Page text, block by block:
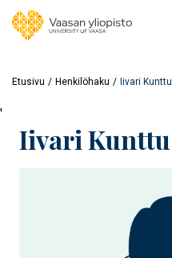
Etusivu Henkilöhaku Iivari Kunttu
'
Iivari Kunttu